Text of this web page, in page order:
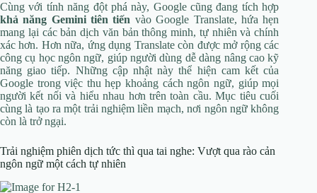
Cùng với tính năng đột phá này, Google cũng đang tích hợp
khả năng Gemini tiên tiến vào Google Translate, hứa hẹn
mang lại các bản dịch văn bản thông minh, tự nhiên và chính
xác hơn. Hơn nữa, ứng dụng Translate còn được mở rộng các
công cụ học ngôn ngữ, giúp người dùng dễ dàng nâng cao kỹ
năng giao tiếp. Những cập nhật này thể hiện cam kết của
Google trong việc thu hẹp khoảng cách ngôn ngữ, giúp mọi
người kết nối và hiểu nhau hơn trên toàn cầu. Mục tiêu cuối
cùng là tạo ra một trải nghiệm liền mạch, nơi ngôn ngữ không
còn là trở ngại.
Trải nghiệm phiên dịch tức thì qua tai nghe: Vượt qua rào cản
ngôn ngữ một cách tự nhiên